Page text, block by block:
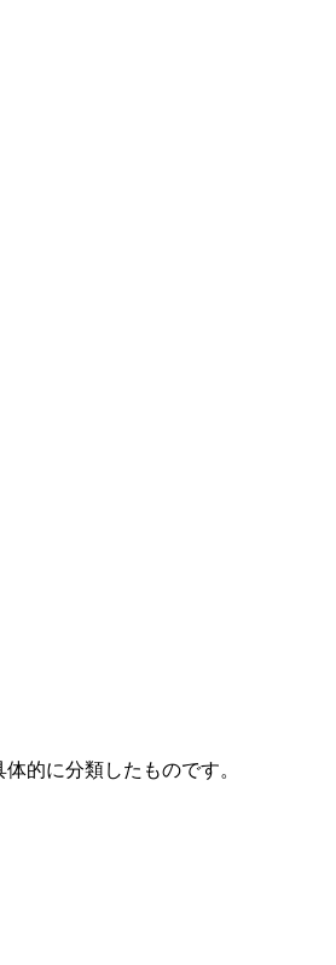
的に分類したものです。